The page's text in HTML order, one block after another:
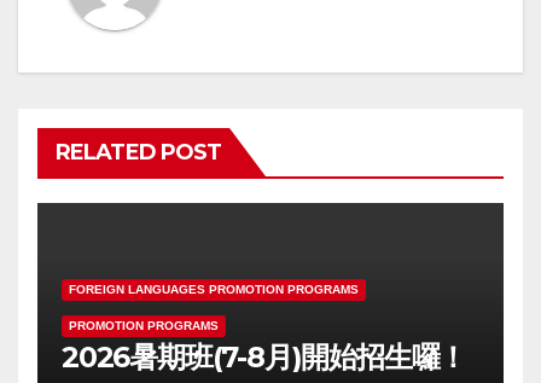
RELATED POST
FOREIGN LANGUAGES PROMOTION PROGRAMS
PROMOTION PROGRAMS
2026暑期班(7-8月)開始招生囉！